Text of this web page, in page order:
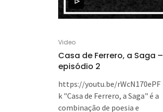
Video
Casa de Ferrero, a Saga –
episódio 2
https://youtu.be/rWcN170ePF
k "Casa de Ferrero, a Saga" é a
combinação de poesia e